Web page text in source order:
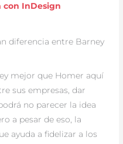
con InDesign
diferencia entre Barney
mejor que Homer aquí
sus empresas, dar
no parecer la idea
a pesar de eso, la
ayuda a fidelizar a los